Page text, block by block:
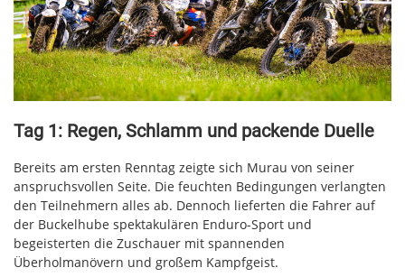
Tag 1: Regen, Schlamm und packende Duelle
Bereits am ersten Renntag zeigte sich Murau von seiner
anspruchsvollen Seite. Die feuchten Bedingungen verlangten
den Teilnehmern alles ab. Dennoch lieferten die Fahrer auf
der Buckelhube spektakulären Enduro-Sport und
begeisterten die Zuschauer mit spannenden
Überholmanövern und großem Kampfgeist.